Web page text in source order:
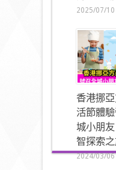
2025/07/10
香港挪
活節體
城小朋
智探索
2024/03/06